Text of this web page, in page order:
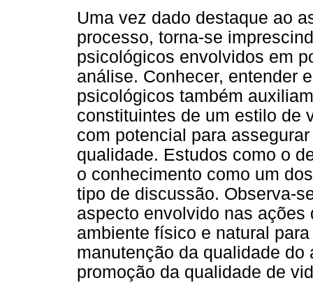
Uma vez dado destaque ao
processo, torna-se
psicológicos envolvidos em
análise. Conhecer, entender
psicológicos também
constituintes de um estilo de
com potencial para
qualidade. Estudos como o
o conhecimento como um
tipo de discussão. Observa-
aspecto envolvido nas
ambiente físico e natural
manutenção da qualidade
promoção da qualidade de